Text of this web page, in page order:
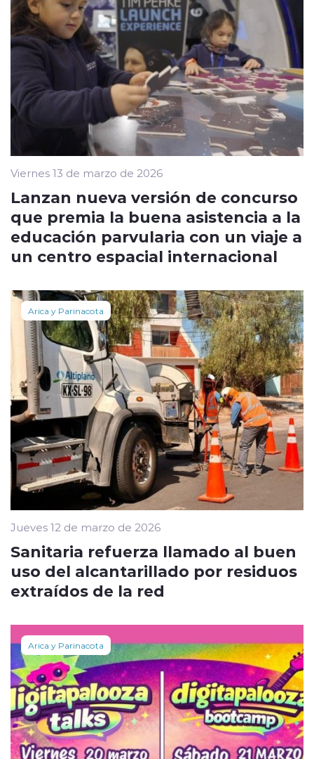
Viernes 13 de marzo de 2026
Lanzan nueva versión de concurso
que premia la buena asistencia a la
educación parvularia con un viaje a
un centro espacial internacional
Arica y Parinacota
Jueves 12 de marzo de 2026
Sanitaria refuerza llamado al buen
uso del alcantarillado por residuos
extraídos de la red
Arica y Parinacota